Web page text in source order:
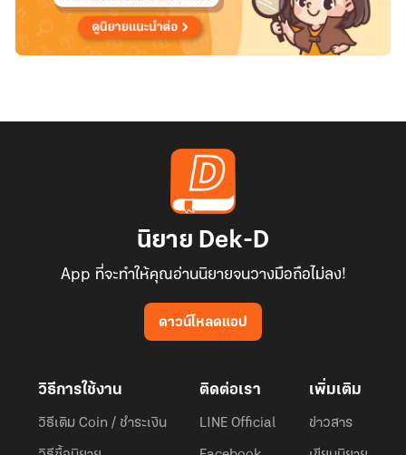
นิยาย Dek-D
App ที่จะทำให้คุณอ่านนิยายจนวางมือถือไม่ลง!
ดาวน์โหลดแอป
วิธีการใช้งาน
วิธีเติม Coin / ชำระเงิน
ติดต่อเรา
LINE Official
เพิ่มเติม
ข่าวสาร